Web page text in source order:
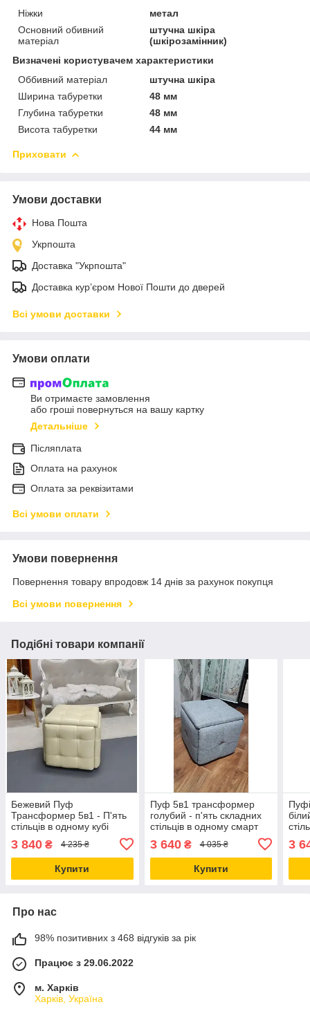
Ніжки
метал
Основний обивний
матеріал
штучна шкіра
(шкірозамінник)
Визначені користувачем характеристики
Оббивний матеріал
штучна шкіра
Ширина табуретки
48 мм
Глубина табуретки
48 мм
Висота табуретки
44 мм
Приховати
Умови доставки
Нова Пошта
Укрпошта
Доставка "Укрпошта"
Доставка кур’єром Нової Пошти до дверей
Всі умови доставки
Умови оплати
Ви отримаєте замовлення
або гроші повернуться на вашу картку
Детальніше
Післяплата
Оплата на рахунок
Оплата за реквізитами
Всі умови оплати
Умови повернення
Повернення товару впродовж 14 днів за рахунок покупця
Всі умови повернення
Подібні товари компанії
Бежевий Пуф
Трансформер 5в1 - П'ять
стільців в одному кубі
3 840 ₴ 4 235 ₴
Купити
Пуф 5в1 трансформер
голубий - п'ять складних
стільців в одному смарт
3 640₴ 4 035 ₴
Купити
3
Про нас
98% позитивних з 468 відгуків за рік
Працює з 29.06.2022
м. Харків
Харків, Україна